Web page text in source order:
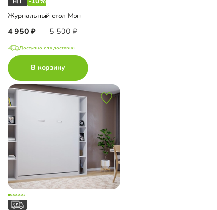
Журнальный стол Мэн
4 950 5 500
Доступно для доставки
В корзину